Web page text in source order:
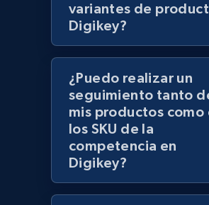
991+ 165+
Lazada - Products - Discover
seller URL
URL, Title, Rating, Reviews, Initial
price, Currency, Stock, and more.
165+
variantes de
Digikey?
¿Puedo realizar un
seguimiento tanto
mis productos como
los SKU de la
competencia en
Digikey?